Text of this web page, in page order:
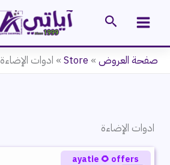
البحث
صفحة العروض »
Store
» ادوات الإضاءة
ادوات الإضاءة
ayatie 🌻 offers